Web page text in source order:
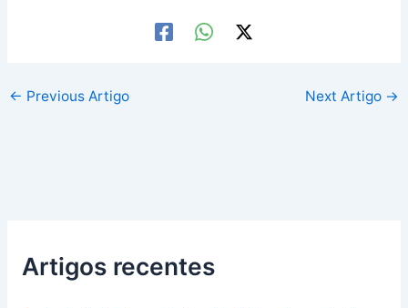
← Previous Artigo Next Artigo →
Artigos recentes